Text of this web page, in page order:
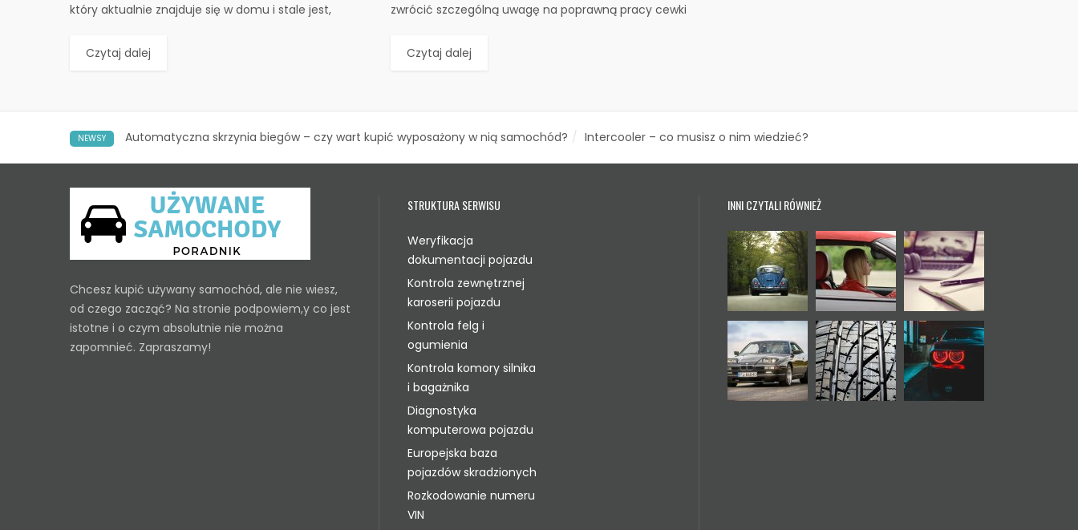
który aktualnie znajduje się w domu i stale jest,
Czytaj dalej
zwrócić szczególną uwagę na poprawną pracy cewki
Czytaj dalej
NEWSY Automatyczna skrzynia biegów – czy wart kupić wyposażony w nią samochód? Intercooler – co musisz o nim wiedzieć?
Chcesz kupić używany samochód, ale nie wiesz,
od czego zacząć? Na stronie podpowiem,y co jest
istotne i o czym absolutnie nie można
zapomnieć. Zapraszamy!
STRUKTURA SERWISU
Weryfikacja
dokumentacji pojazdu
Kontrola zewnętrznej
karoserii pojazdu
Kontrola felg i
ogumienia
Kontrola komory silnika
i bagażnika
Diagnostyka
komputerowa pojazdu
Europejska baza
pojazdów skradzionych
Rozkodowanie numeru
VIN
INNI CZYTALI RÓWNIEŻ